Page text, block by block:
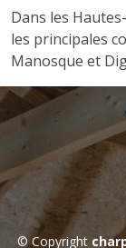
Dans les
les principales
Manosque et
© Copyright